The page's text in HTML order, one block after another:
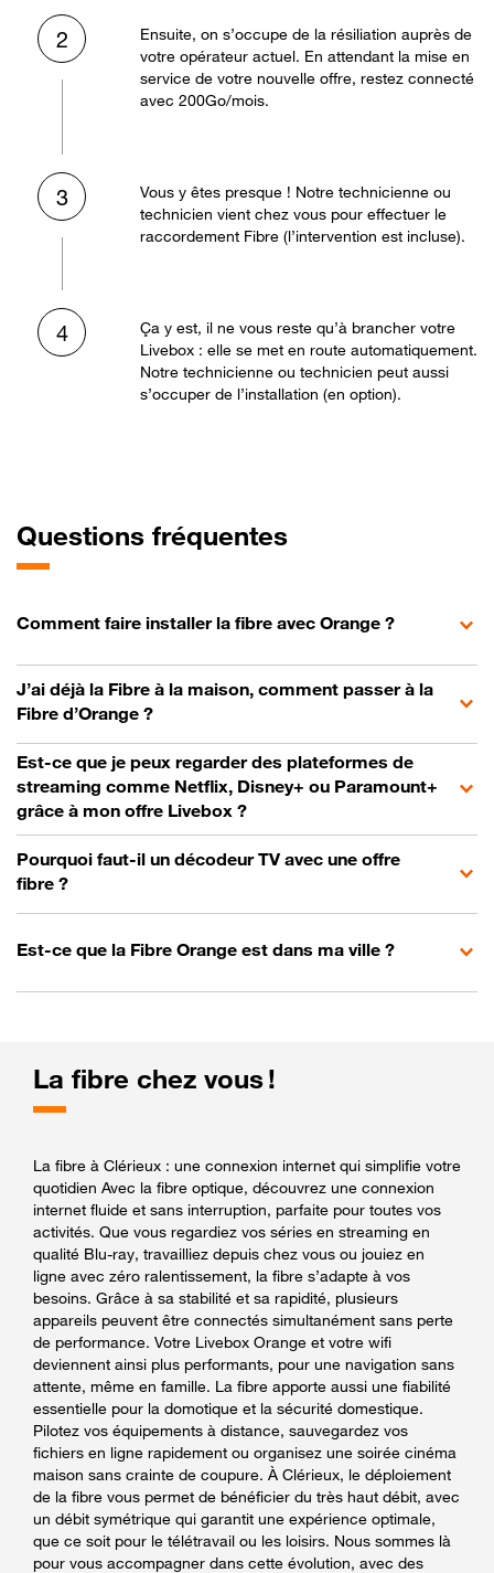
2
Ensuite, on s’occupe de la résiliation auprès de
votre opérateur actuel. En attendant la mise en
service de votre nouvelle offre, restez connecté
avec 200Go/mois.
3
Vous y êtes presque ! Notre technicienne ou
technicien vient chez vous pour effectuer le
raccordement Fibre (l’intervention est incluse).
4
Ça y est, il ne vous reste qu’à brancher votre
Livebox : elle se met en route automatiquement.
Notre technicienne ou technicien peut aussi
s’occuper de l’installation (en option).
Questions fréquentes
Comment faire installer la fibre avec Orange ?
J’ai déjà la Fibre à la maison, comment passer à la
Fibre d’Orange ?
Est-ce que je peux regarder des plateformes de
streaming comme Netflix, Disney+ ou Paramount+
grâce à mon offre Livebox ?
Pourquoi faut-il un décodeur TV avec une offre
fibre ?
Est-ce que la Fibre Orange est dans ma ville ?
La fibre chez vous !
La fibre à Clérieux : une connexion internet qui simplifie votre
quotidien Avec la fibre optique, découvrez une connexion
internet fluide et sans interruption, parfaite pour toutes vos
activités. Que vous regardiez vos séries en streaming en
qualité Blu-ray, travailliez depuis chez vous ou jouiez en
ligne avec zéro ralentissement, la fibre s’adapte à vos
besoins. Grâce à sa stabilité et sa rapidité, plusieurs
appareils peuvent être connectés simultanément sans perte
de performance. Votre Livebox Orange et votre wifi
deviennent ainsi plus performants, pour une navigation sans
attente, même en famille. La fibre apporte aussi une fiabilité
essentielle pour la domotique et la sécurité domestique.
Pilotez vos équipements à distance, sauvegardez vos
fichiers en ligne rapidement ou organisez une soirée cinéma
maison sans crainte de coupure. À Clérieux, le déploiement
de la fibre vous permet de bénéficier du très haut débit, avec
un débit symétrique qui garantit une expérience optimale,
que ce soit pour le télétravail ou les loisirs. Nous sommes là
pour vous accompagner dans cette évolution, avec des